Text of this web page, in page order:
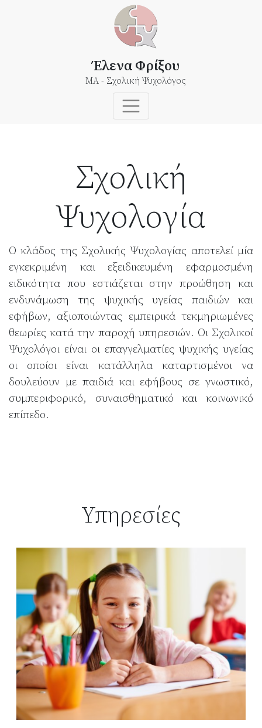
Έλενα Φρίξου
MA - Σχολική Ψυχολόγος
Σχολική
Ψυχολογία
Ο κλάδος της Σχολικής Ψυχολογίας αποτελεί μία
εγκεκριμένη και εξειδικευμένη εφαρμοσμένη
ειδικότητα που εστιάζεται στην προώθηση και
ενδυνάμωση της ψυχικής υγείας παιδιών και
εφήβων, αξιοποιώντας εμπειρικά τεκμηριωμένες
θεωρίες κατά την παροχή υπηρεσιών. Οι Σχολικοί
Ψυχολόγοι είναι οι επαγγελματίες ψυχικής υγείας
οι οποίοι είναι κατάλληλα καταρτισμένοι να
δουλεύουν με παιδιά και εφήβους σε γνωστικό,
συμπεριφορικό, συναισθηματικό και κοινωνικό
επίπεδο.
Υπηρεσίες